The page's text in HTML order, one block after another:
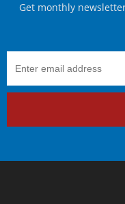
Get monthly